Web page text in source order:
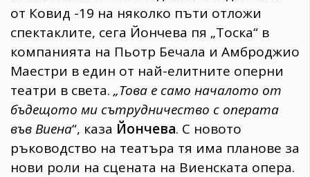
от Ковид -19 на няколко пъти отложи
спектаклите, сега Йончева пя „Тоска“ в
компанията на Пьотр Бечала и Амброджио
Маестри в един от най-елитните оперни
театри в света. „Това е само началото от
бъдещото ми сътрудничество с операта
във Виена“, каза Йончева. С новото
ръководство на театъра тя има планове за
нови роли на сцената на Виенската опера.